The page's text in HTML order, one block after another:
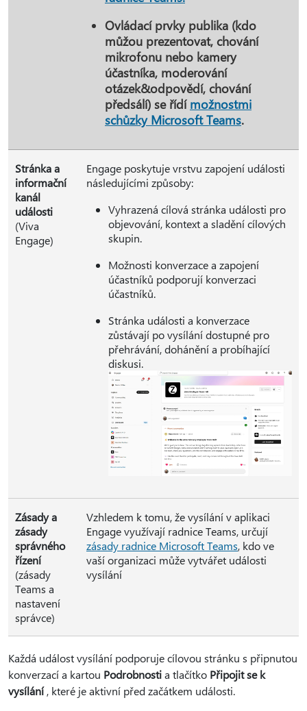
Ovládací prvky publika (kdo
můžou prezentovat, chování
mikrofonu nebo kamery
účastníka, moderování
otázek&odpovědí, chování
předsálí) se řídí možnostmi
schůzky Microsoft Teams.
Stránka a
informační
kanál
události
(Viva
Engage)
Engage poskytuje vrstvu zapojení události
následujícími způsoby:
Vyhrazená cílová stránka události pro
objevování, kontext a sladění cílových
skupin.
Možnosti konverzace a zapojení
účastníků podporují konverzaci
účastníků.
Stránka události a konverzace
zůstávají po vysílání dostupné pro
přehrávání, dohánění a probíhající
diskusi.
Zásady a
zásady
správného
řízení
(zásady
Teams a
nastavení
správce)
Vzhledem k tomu, že vysílání v aplikaci
Engage využívají radnice Teams, určují
zásady radnice Microsoft Teams, kdo ve
vaší organizaci může vytvářet události
vysílání
Každá událost vysílání podporuje cílovou stránku s připnutou
konverzací a kartou Podrobnostia tlačítko Připojit se k
vysílání, které je aktivní před začátkem události.